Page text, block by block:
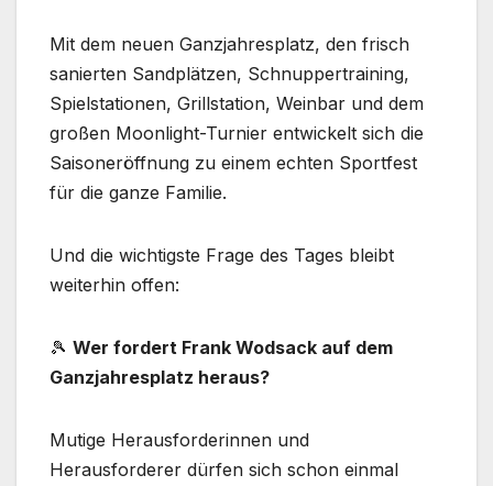
Mit dem neuen Ganzjahresplatz, den frisch
sanierten Sandplätzen, Schnuppertraining,
Spielstationen, Grillstation, Weinbar und dem
großen Moonlight-Turnier entwickelt sich die
Saisoneröffnung zu einem echten Sportfest
für die ganze Familie.
Und die wichtigste Frage des Tages bleibt
weiterhin offen:
🎾 Wer fordert Frank Wodsack auf dem
Ganzjahresplatz heraus?
Mutige Herausforderinnen und
Herausforderer dürfen sich schon einmal